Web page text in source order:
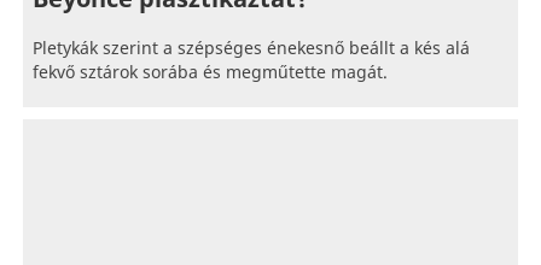
Pletykák szerint a szépséges énekesnő beállt a kés alá
fekvő sztárok sorába és megműtette magát.